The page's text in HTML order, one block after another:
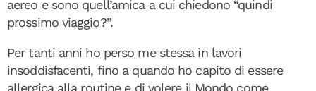
aereo e sono quell’amica a cui chiedono “quindi
prossimo viaggio?”.
Per tanti anni ho perso me stessa in lavori
insoddisfacenti, fino a quando ho capito di essere
allergica alla routine e di volere il Mondo come